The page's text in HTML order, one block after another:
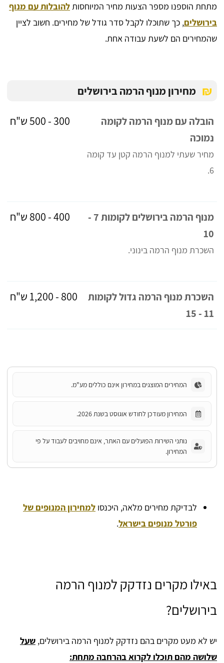
מתחת הוספנו מספר הצעות מחיר המיוחסותלהובלות עם מנוף
בירושלים, כך שתוכלו לקבל סדר גודל של מחירים. חשוב לציין
שהמחירים הם לשעת עבודה אחת.
₪ מחירון מנוף הרמה בירושלים
הובלה עם מנוף הרמה לקומה
נמוכה
מחיר שעתי למנוף הרמה קטן עד קומה
6.
300 - 500 ש"ח
מנוף הרמה בירושלים לקומות 7 -
10
השכרת מנוף הרמה בינוני.
400 - 800 ש"ח
השכרת מנוף הרמה גדול לקומות
11 - 15
800 - 1,200 ש"ח
המחירים המוצגים במחירון אינם כוללים מע"מ.
המחירון מעודכן לחודש אוגוסט בשנת 2026.
נותני השירות הפועלים עם האתר, אינם מחויבים לעבוד על פי
המחירון.
לבדיקת מחירים מלאה, היכנסו למחירון המנופים של
פורטל מנופים בישראל.
באילו מקרים נזדקק למנוף הרמה
בירושלים?
יש לא מעט מקרים בהם נזדקק למנוף הרמה בירושלים, שעל
שלושה מהם תוכלו לקרוא בהרחבה מתחת: